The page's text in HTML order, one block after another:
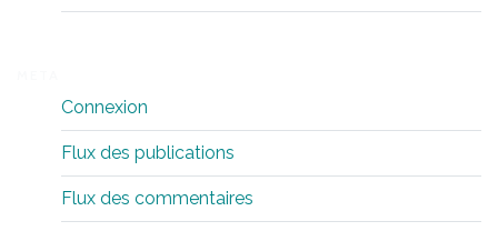
Connexion
Flux des publications
Flux des commentaires